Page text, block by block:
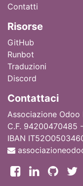
Contatti
Risorse
GitHub
Runbot
Traduzioni
Discord
Contattaci
Associazione Odoo
C.F. 94200470485
IBAN